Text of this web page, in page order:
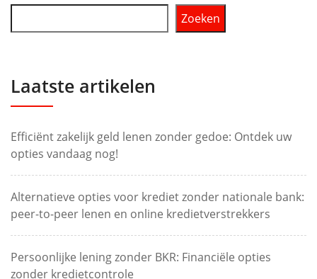
Zoeken
Laatste artikelen
Efficiënt zakelijk geld lenen zonder gedoe: Ontdek uw
opties vandaag nog!
Alternatieve opties voor krediet zonder nationale bank:
peer-to-peer lenen en online kredietverstrekkers
Persoonlijke lening zonder BKR: Financiële opties
zonder kredietcontrole